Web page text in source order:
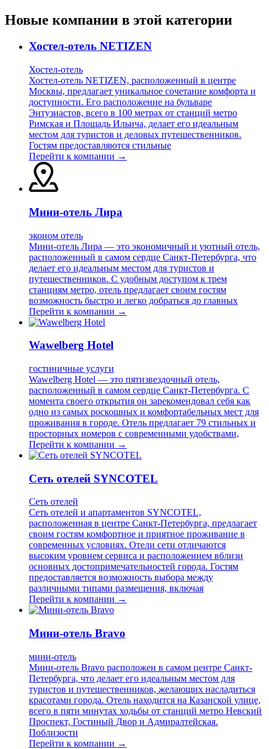
Новые компании в этой категории
Хостел-отель NETIZEN
Хостел-отель
Хостел-отель NETIZEN, расположенный в центре
Москвы, предлагает уникальное сочетание комфорта и
доступности. Его расположение на бульваре
Энтузиастов, всего в 100 метрах от станций метро
Римская и Площадь Ильича, делает его идеальным
местом для туристов и деловых путешественников.
Гостям предоставляются стильные
Перейти к компании →
Мини-отель Лира
эконом отель
Мини-отель Лира — это экономичный и уютный отель,
расположенный в самом сердце Санкт-Петербурга, что
делает его идеальным местом для туристов и
путешественников. С удобным доступом к трем
станциям метро, отель предлагает своим гостям
возможность быстро и легко добраться до главных
Перейти к компании →
Wawelberg Hotel
гостиничные услуги
Wawelberg Hotel — это пятизвездочный отель,
расположенный в самом сердце Санкт-Петербурга. С
момента своего открытия он зарекомендовал себя как
одно из самых роскошных и комфортабельных мест для
проживания в городе. Отель предлагает 79 стильных и
просторных номеров с современными удобствами,
Перейти к компании →
Сеть отелей SYNCOTEL
Сеть отелей
Сеть отелей и апартаментов SYNCOTEL,
расположенная в центре Санкт-Петербурга, предлагает
своим гостям комфортное и приятное проживание в
современных условиях. Отели сети отличаются
высоким уровнем сервиса и расположением вблизи
основных достопримечательностей города. Гостям
предоставляется возможность выбора между
различными типами размещения, включая
Перейти к компании →
Мини-отель Bravo
мини-отель
Мини-отель Bravo расположен в самом центре Санкт-
Петербурга, что делает его идеальным местом для
туристов и путешественников, желающих насладиться
красотами города. Отель находится на Казанской улице,
всего в пяти минутах ходьбы от станций метро Невский
Проспект, Гостиный Двор и Адмиралтейская.
Поблизости
Перейти к компании →